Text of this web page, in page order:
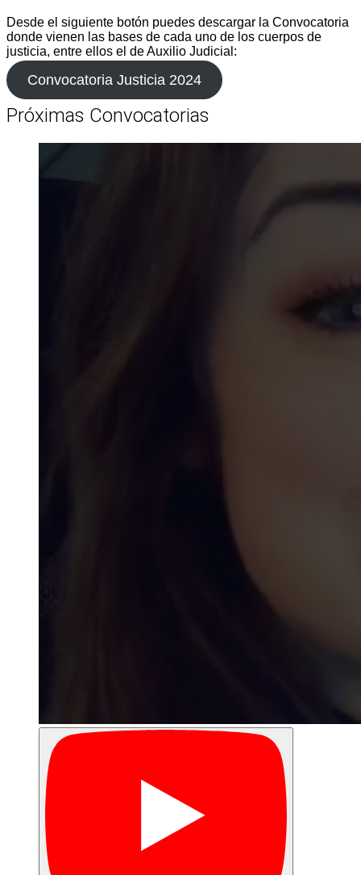
Desde el siguiente botón puedes descargar la Convocatoria
donde vienen las bases de cada uno de los cuerpos de
justicia, entre ellos el de Auxilio Judicial:
Convocatoria Justicia 2024
Próximas Convocatorias